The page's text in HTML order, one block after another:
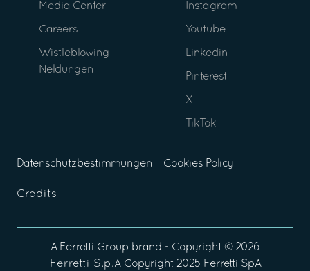
Media Center
Careers
Wistleblowing
Neldungen
Instagram
Youtube
Linkedin
Pinterest
X
TikTok
Datenschutzbestimmungen Cookies Policy
Credits
A Ferretti Group brand - Copyright © 2026
Ferretti S.p.ACopyright 2025 Ferretti SpA